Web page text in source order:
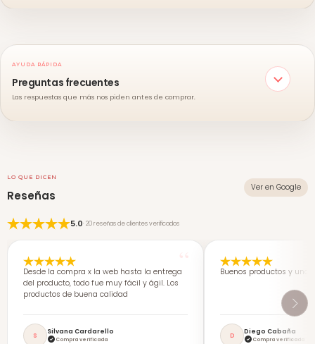
AYUDA RÁPIDA
Preguntas frecuentes
Las respuestas que más nos piden antes de comprar.
LO QUE DICEN
Reseñas
Ver en Google
5.0· 20 reseñas de clientes verificados
Desde la compra x la web hasta la entrega
del producto, todo fue muy fácil y ágil. Los
productos de buena calidad
S Silvana Cardarello
Compra verificada
Buenos productos y una
D Diego Cabaña
Compra verificada